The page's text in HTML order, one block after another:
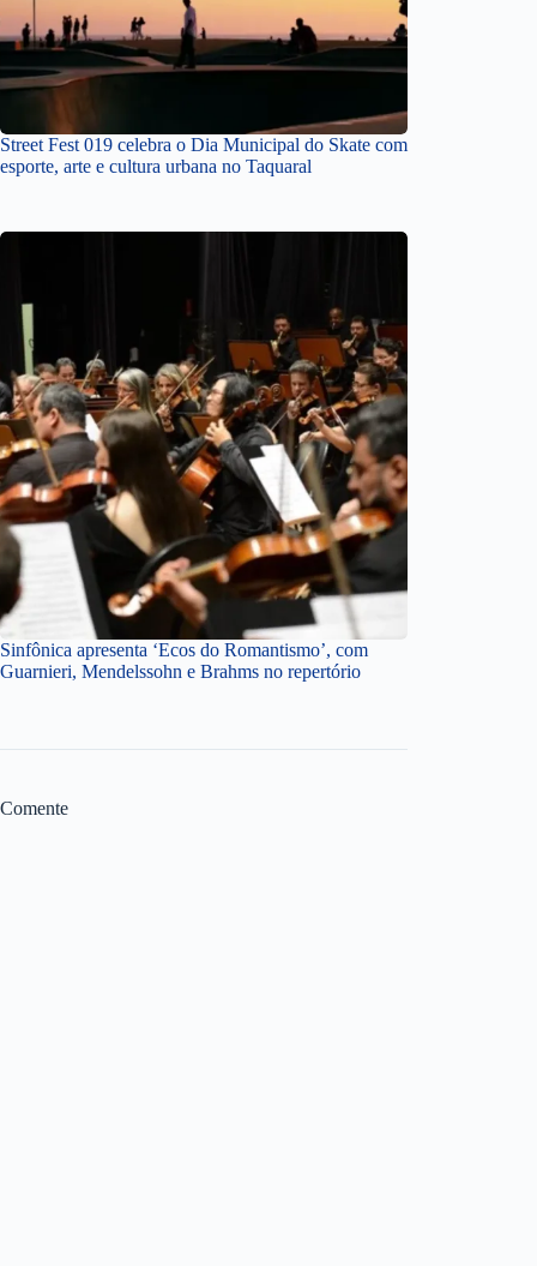
Street Fest 019 celebra o Dia Municipal do Skate com
esporte, arte e cultura urbana no Taquaral
Sinfônica apresenta ‘Ecos do Romantismo’, com
Guarnieri, Mendelssohn e Brahms no repertório
Comente